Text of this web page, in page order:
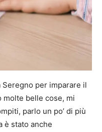
per imparare il
molte belle cose, mi
parlo un po’ di più
è stato anche